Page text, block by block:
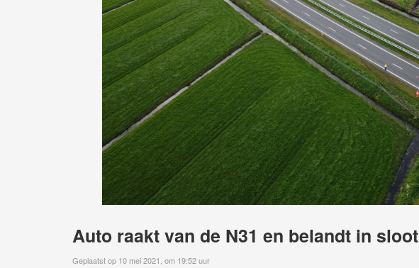
Auto raakt van de N31 en belandt in sloot
Geplaatst op 10 mei 2021, om 19:52 uur